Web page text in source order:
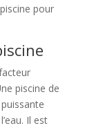
pour
piscine de
Il est